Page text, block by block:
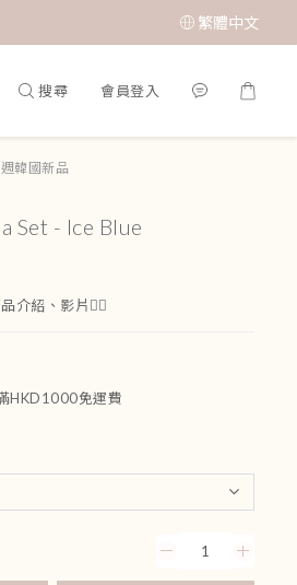
繁體中文
搜尋 會員登入
韓國新品
Set - Ice Blue
介紹、影片👇🏻
HKD1000免運費